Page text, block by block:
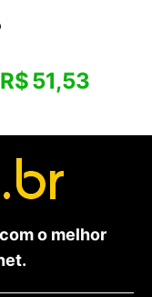
R$51,53
o melhor